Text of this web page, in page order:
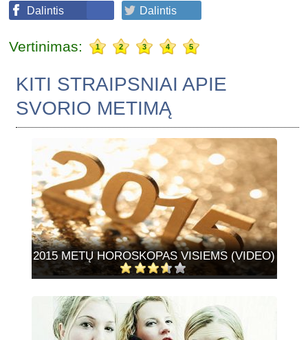
Dalintis Dalintis
Vertinimas: 1 2 3 4 5
KITI STRAIPSNIAI APIE
SVORIO METIMĄ
2015 METŲ HOROSKOPAS VISIEMS (VIDEO)